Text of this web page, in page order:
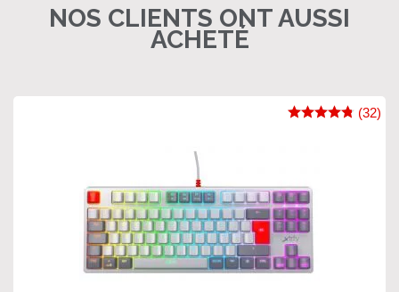
NOS CLIENTS ONT AUSSI
ACHETÉ
(32)